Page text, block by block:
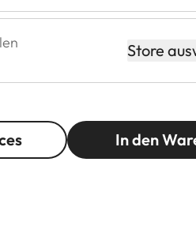
Store
In den